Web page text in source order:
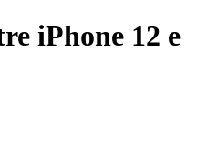
iPhone 12 e